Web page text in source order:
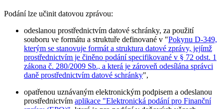
Podání lze učinit datovou zprávou:
odeslanou prostřednictvím datové schránky, za použití
souboru ve formátu a struktuře definované v "Pokynu D-349,
kterým se stanovuje formát a struktura datové zprávy, jejímž
prostřednictvím je činěno podání specifikované v § 72 odst. 1
zákona č. 280/2009 Sb., a která je zároveň odesílána správci
daně prostřednictvím datové schránky",
opatřenou uznávaným elektronickým podpisem a odeslanou
prostřednictvím aplikace "Elektronická podání pro Finanční